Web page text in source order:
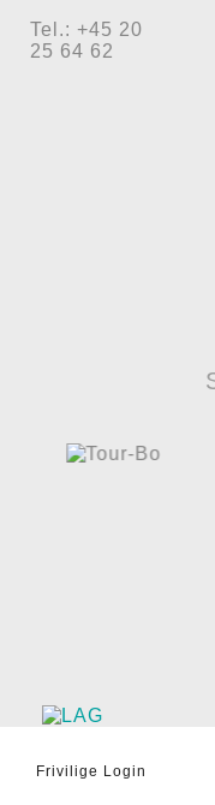
Tel.: +45 20
25 64 62
Frivilige Login